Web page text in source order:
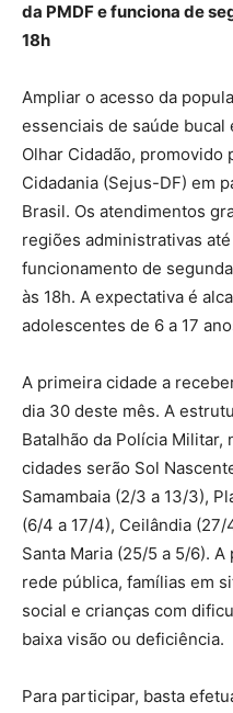
da PMDF e funciona de
18h
Ampliar o acesso da
essenciais de saúde
Olhar Cidadão, promovido
Cidadania (Sejus-DF) em
Brasil. Os atendimentos
regiões administrativas
funcionamento de
às 18h. A expectativa é
adolescentes de 6 a 17
A primeira cidade a
dia 30 deste mês. A
Batalhão da Polícia Militar,
cidades serão Sol
Samambaia (2/3 a 13/3),
(6/4 a 17/4), Ceilândia (27/
Santa Maria (25/5 a 5/6).
rede pública, famílias em
social e crianças com
baixa visão ou deficiência.
Para participar, basta